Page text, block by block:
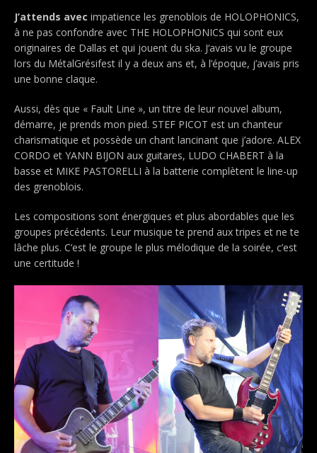
J’attends avec impatience les grenoblois de HOLOPHONICS,
à ne pas confondre avec THE HOLOPHONICS qui sont eux
originaires de Dallas et qui jouent du ska. J‘avais vu le groupe
lors du MétalGrésifest il y a deux ans et, à l’époque, j’avais pris
une bonne claque.
Aussi, dès que « Fault Line », un titre de leur nouvel album,
démarre, je prends mon pied. STEF PICOT est un chanteur
charismatique et possède un chant lancinant que j’adore. ALEX
CORDO et YANN BIJON aux guitares, LUDO CHABERT à la
basse et MIKE PASTORELLI à la batterie complètent le line-up
des grenoblois.
Les compositions sont énergiques et plus abordables que les
groupes précédents. Leur musique te prend aux tripes et ne te
lâche plus. C’est le groupe le plus mélodique de la soirée, c’est
une certitude !